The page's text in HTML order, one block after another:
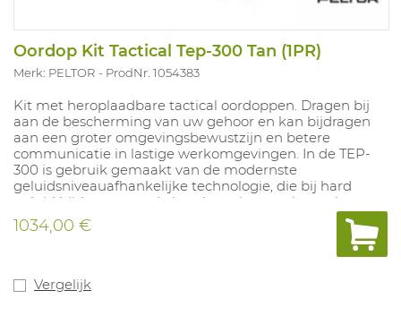
Oordop Kit Tactical Tep-300 Tan (1PR)
Merk: PELTOR ProdNr. 1054383
Kit met heroplaadbare tactical oordoppen. Dragen bij
aan de bescherming van uw gehoor en kan bijdragen
aan een groter omgevingsbewustzijn en betere
communicatie in lastige werkomgevingen. In de TEP-
300 is gebruik gemaakt van de modernste
geluidsniveauafhankelijke technologie, die bij hard
geluid bijdraagt aan de bescherming van het gehoor en
in rustige omgevingen het omgevingsbewustzijn
verbetert. Compatibel met Ultrafit (SNR=32) en Torque
1034,00 €
Vergelijk